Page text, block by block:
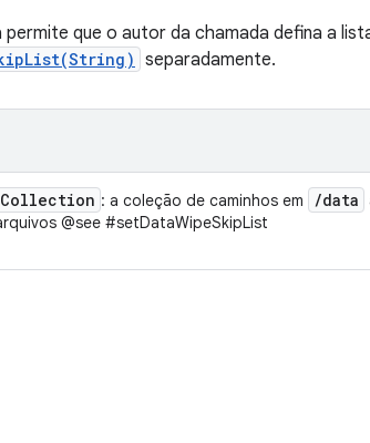
que o autor da chamada defina a
separadamente.
Collection : a coleção de caminhos em /data
@see #setDataWipeSkipList